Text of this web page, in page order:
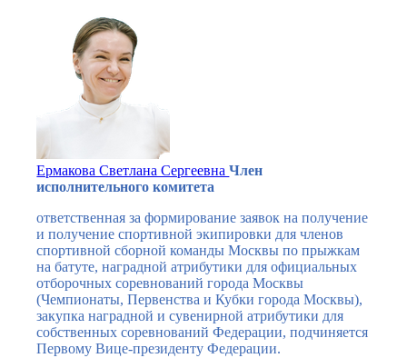
Ермакова Светлана СергеевнаЧлен
исполнительного комитета
ответственная за формирование заявок на получение
и получение спортивной экипировки для членов
спортивной сборной команды Москвы по прыжкам
на батуте, наградной атрибутики для официальных
отборочных соревнований города Москвы
(Чемпионаты, Первенства и Кубки города Москвы),
закупка наградной и сувенирной атрибутики для
собственных соревнований Федерации, подчиняется
Первому Вице-президенту Федерации.